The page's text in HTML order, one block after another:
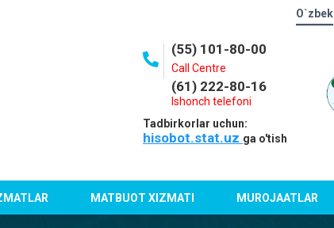
O`zbek
(55) 101-80-00
Call Centre
(61) 222-80-16
Ishonch telefoni
Tadbirkorlar uchun:
hisobot.stat.uz ga o'tish
MATBUOT XIZMATI MUROJAATLAR